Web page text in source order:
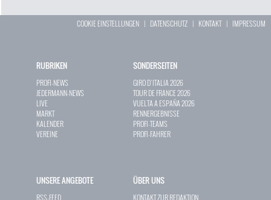
COOKIE EINSTELLUNGEN | DATENSCHUTZ | KONTAKT| IMPRESSUM
RUBRIKEN
PROFI-NEWS
JEDERMANN-NEWS
LIVE
MARKT
KALENDER
VEREINE
SONDERSEITEN
GIRO D`ITALIA 2026
TOUR DE FRANCE 2026
VUELTA A ESPAÑA 2026
RENNERGEBNISSE
PROFI-TEAMS
PROFI-FAHRER
UNSERE ANGEBOTE
RSS-FEED
ÜBER UNS
KONTAKT ZUR REDAKTION